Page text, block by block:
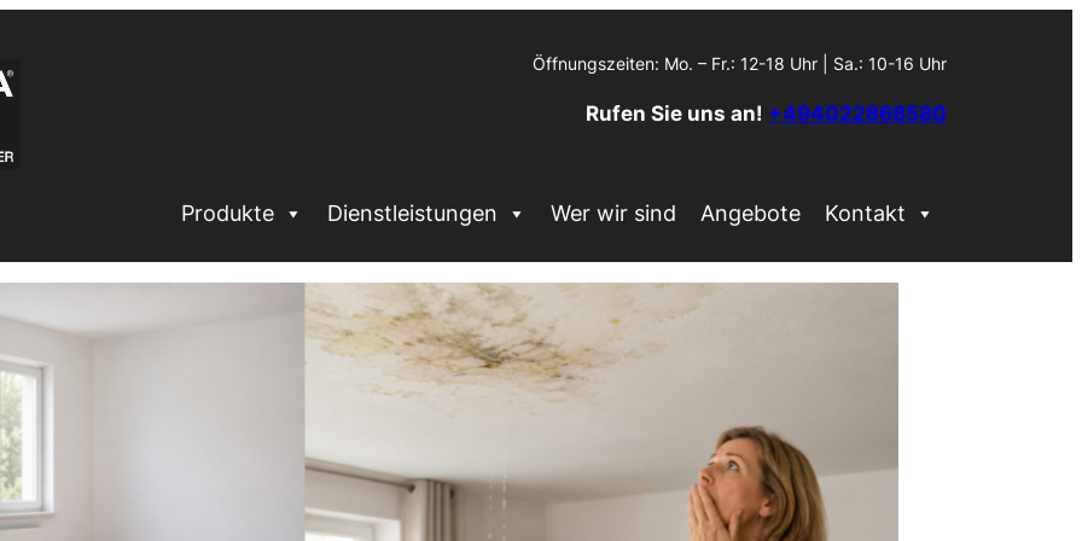
Öffnungszeiten: Mo. – Fr.: 12-18 Uhr | Sa.: 10-16 Uhr
Rufen Sie uns an! +494022868580
Produkte Dienstleistungen Wer wir sind Angebote Kontakt